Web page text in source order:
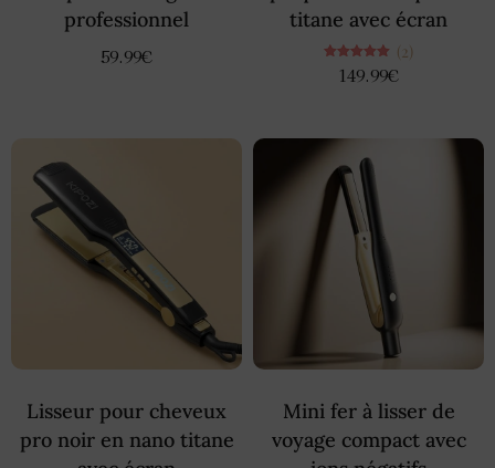
professionnel
59.99€
titane avec écran
Note
5.00
(2)
149.99€
Lisseur pour cheveux
pro noir en nano titane
Mini fer à lisser de
voyage compact avec